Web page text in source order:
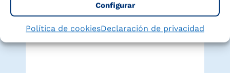
Configurar
Política de cookiesDeclaración de privacidad